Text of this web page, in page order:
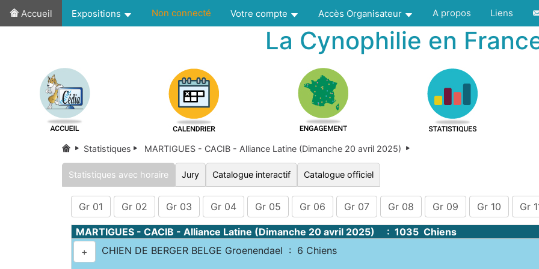
Accueil Expositions Non connecté Votre compte Accès Organisateur A propos Liens
La Cynophilie en
Statistiques MARTIGUES - CACIB - Alliance Latine (Dimanche 20 avril 2025)
Statistiques avec horaire Jury Catalogue interactif Catalogue officiel
Gr 01 Gr 02 Gr 03 Gr 04 Gr 05 Gr 06 Gr 07 Gr 08 Gr 09 Gr 10 Gr
MARTIGUES - CACIB - Alliance Latine (Dimanche 20 avril 2025) : 1035 Chiens
+
CHIEN DE BERGER BELGE Groenendael : 6 Chiens